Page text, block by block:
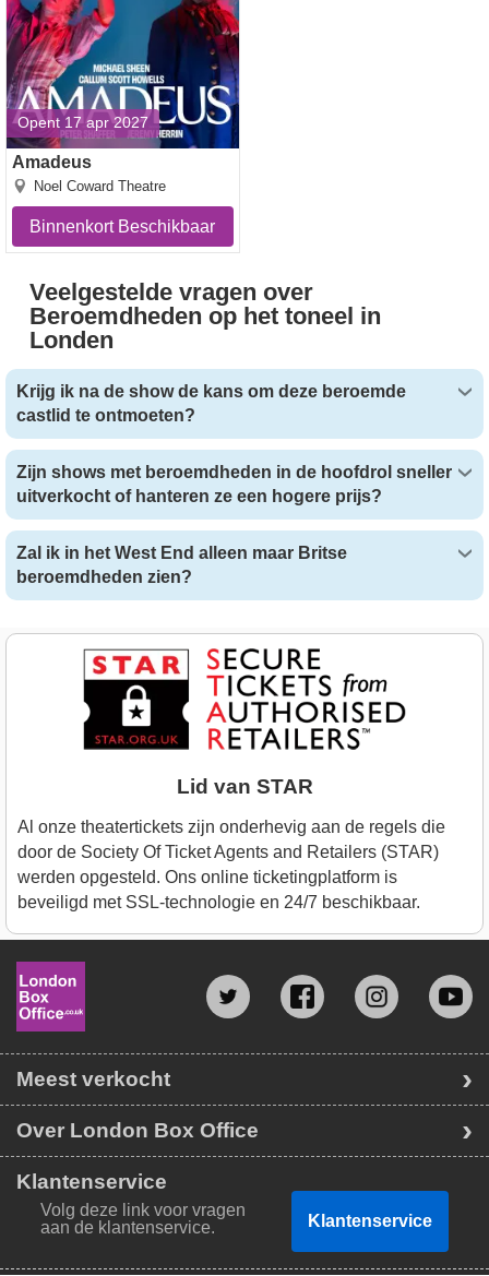
Opent 17 apr 2027
Amadeus
Noel Coward Theatre
Binnenkort Beschikbaar
Veelgestelde vragen over
Beroemdheden op het toneel in
Londen
Krijg ik na de show de kans om deze beroemde
castlid te ontmoeten?
Zijn shows met beroemdheden in de hoofdrol sneller
uitverkocht of hanteren ze een hogere prijs?
Zal ik in het West End alleen maar Britse
beroemdheden zien?
Lid van STAR
Al onze theatertickets zijn onderhevig aan de regels die
door de Society Of Ticket Agents and Retailers (STAR)
werden opgesteld. Ons online ticketingplatform is
beveiligd met SSL-technologie en 24/7 beschikbaar.
Meest verkocht
Over London Box Office
Klantenservice
Volg deze link voor vragen
aan de klantenservice.
Klantenservice